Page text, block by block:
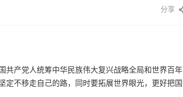
分享
共产党人统筹中华民族伟大复兴战略全局和世界百年
定不移走自己的路，同时要拓展世界眼光，更好把国